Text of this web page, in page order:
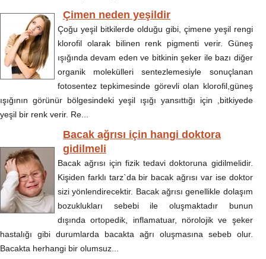
Çimen neden yeşildir
Çoğu yeşil bitkilerde olduğu gibi, çimene yeşil rengi
klorofil olarak bilinen renk pigmenti verir. Güneş
ışığında devam eden ve bitkinin şeker ile bazı diğer
organik molekülleri sentezlemesiyle sonuçlanan
fotosentez tepkimesinde görevli olan klorofil,güneş
ışığının görünür bölgesindeki yeşil ışığı yansıttığı için ,bitkiyede
yeşil bir renk verir. Re...
Bacak ağrısı için hangi doktora
gidilmeli
Bacak ağrısı için fizik tedavi doktoruna gidilmelidir.
Kişiden farklı tarz`da bir bacak ağrısı var ise doktor
sizi yönlendirecektir. Bacak ağrısı genellikle dolaşım
bozuklukları sebebi ile oluşmaktadır bunun
dışında ortopedik, inflamatuar, nörolojik ve şeker
hastalığı gibi durumlarda bacakta ağrı oluşmasına sebeb olur.
Bacakta herhangi bir olumsuz...